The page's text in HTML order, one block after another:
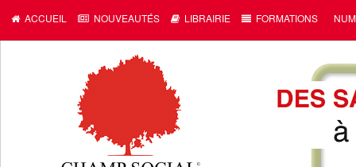
ACCUEIL NOUVEAUTÉS LIBRAIRIE FORMATIONS